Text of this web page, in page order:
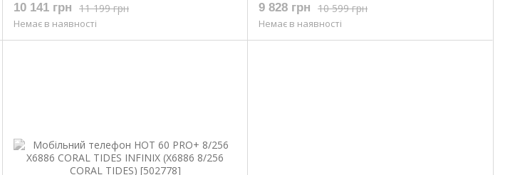
11 199 грн
10 141 грн
Немає в наявності
10 599 грн
9 828 грн
Немає в наявності